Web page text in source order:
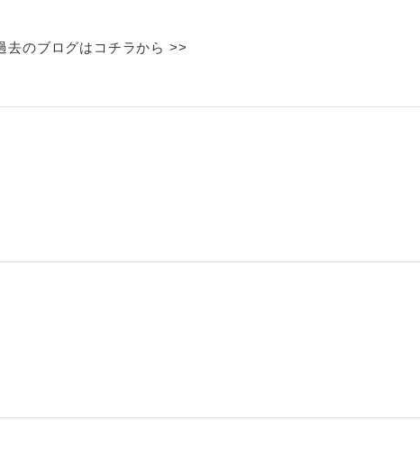
去のブログはコチラから >>